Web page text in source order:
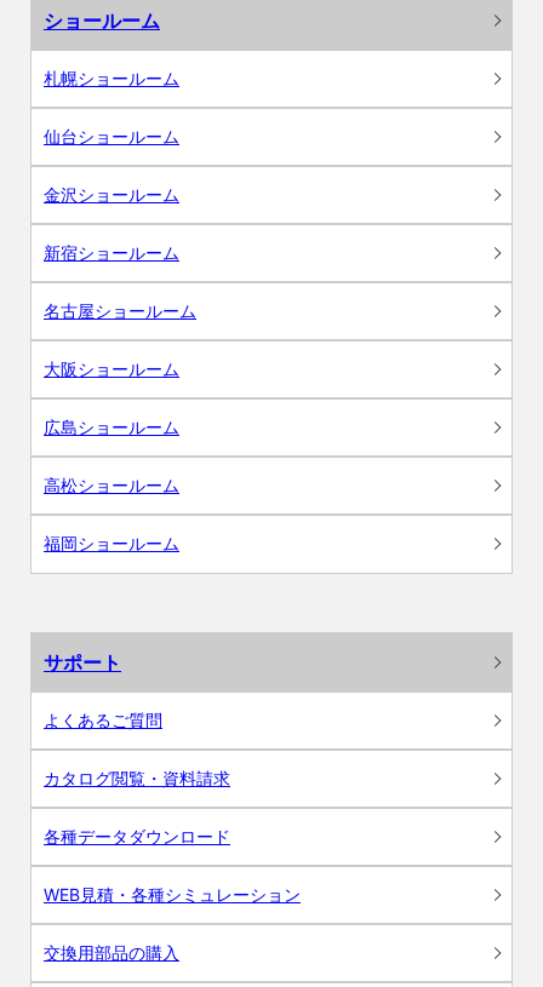
ショールーム
札幌ショールーム
仙台ショールーム
金沢ショールーム
新宿ショールーム
名古屋ショールーム
大阪ショールーム
広島ショールーム
高松ショールーム
福岡ショールーム
サポート
よくあるご質問
カタログ閲覧・資料請求
各種データダウンロード
WEB見積・各種シミュレーション
交換用部品の購入